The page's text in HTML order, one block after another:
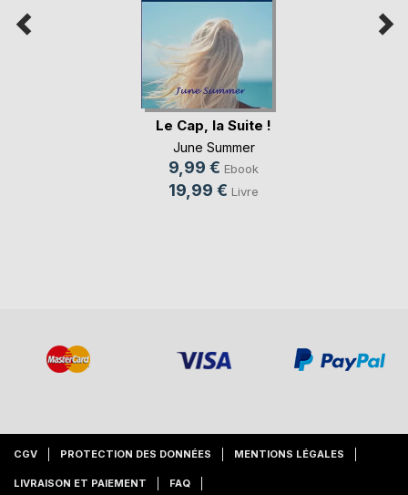
Le Cap, la Suite !
June Summer
9,99 € Ebook
19,99 € Livre
CGV PROTECTION DES DONNÉES MENTIONS LÉGALES
LIVRAISON ET PAIEMENT FAQ